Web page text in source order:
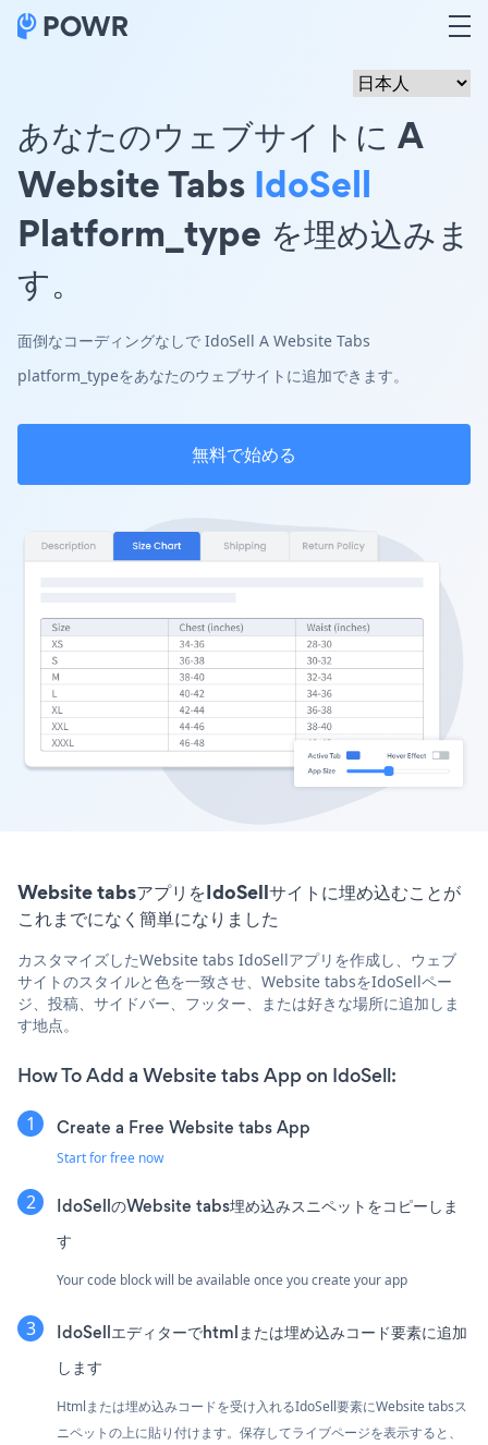
あなたのウェブサイトに A
Website Tabs IdoSell
Platform_type を埋め込みま
す。
面倒なコーディングなしで IdoSell A Website Tabs
platform_typeをあなたのウェブサイトに追加できます。
無料で始める
Website tabsアプリをIdoSellサイトに埋め込むことが
これまでになく簡単になりました
カスタマイズしたWebsite tabs IdoSellアプリを作成し、ウェブ
サイトのスタイルと色を一致させ、Website tabsをIdoSellペー
ジ、投稿、サイドバー、フッター、または好きな場所に追加しま
す地点。
How To Add a Website tabs App on IdoSell:
Create a Free Website tabs App
Start for free now
IdoSellのWebsite tabs埋め込みスニペットをコピーしま
す
Your code block will be available once you create your app
IdoSellエディターでhtmlまたは埋め込みコード要素に追加
します
Htmlまたは埋め込みコードを受け入れるIdoSell要素にWebsite tabsス
ニペットの上に貼り付けます。保存してライブページを表示すると、